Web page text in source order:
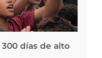
días de alto